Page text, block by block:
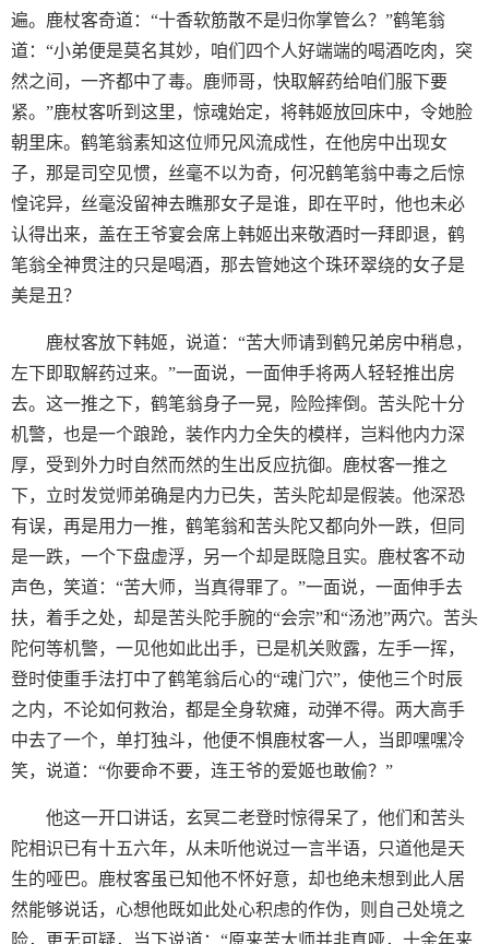
遍。鹿杖客奇道：“十香软筋散不是归你掌管么？”鹤笔翁
道：“小弟便是莫名其妙，咱们四个人好端端的喝酒吃肉，突
然之间，一齐都中了毒。鹿师哥，快取解药给咱们服下要
紧。”鹿杖客听到这里，惊魂始定，将韩姬放回床中，令她脸
朝里床。鹤笔翁素知这位师兄风流成性，在他房中出现女
子，那是司空见惯，丝毫不以为奇，何况鹤笔翁中毒之后惊
惶诧异，丝毫没留神去瞧那女子是谁，即在平时，他也未必
认得出来，盖在王爷宴会席上韩姬出来敬酒时一拜即退，鹤
笔翁全神贯注的只是喝酒，那去管她这个珠环翠绕的女子是
美是丑？
鹿杖客放下韩姬，说道：“苦大师请到鹤兄弟房中稍息，
左下即取解药过来。”一面说，一面伸手将两人轻轻推出房
去。这一推之下，鹤笔翁身子一晃，险险摔倒。苦头陀十分
机警，也是一个踉跄，装作内力全失的模样，岂料他内力深
厚，受到外力时自然而然的生出反应抗御。鹿杖客一推之
下，立时发觉师弟确是内力已失，苦头陀却是假装。他深恐
有误，再是用力一推，鹤笔翁和苦头陀又都向外一跌，但同
是一跌，一个下盘虚浮，另一个却是既隐且实。鹿杖客不动
声色，笑道：“苦大师，当真得罪了。”一面说，一面伸手去
扶，着手之处，却是苦头陀手腕的“会宗”和“汤池”两穴。苦头
陀何等机警，一见他如此出手，已是机关败露，左手一挥，
登时使重手法打中了鹤笔翁后心的“魂门穴”，使他三个时辰
之内，不论如何救治，都是全身软瘫，动弹不得。两大高手
中去了一个，单打独斗，他便不惧鹿杖客一人，当即嘿嘿冷
笑，说道：“你要命不要，连王爷的爱姬也敢偷？”
他这一开口讲话，玄冥二老登时惊得呆了，他们和苦头
陀相识已有十五六年，从未听他说过一言半语，只道他是天
生的哑巴。鹿杖客虽已知他不怀好意，却也绝未想到此人居
然能够说话，心想他既如此处心积虑的作伪，则自己处境之
险，更无可疑，当下说道：“原来苦大师并非真哑，十余年来